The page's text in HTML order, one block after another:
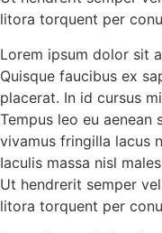
litora torquent per
Lorem ipsum dolor sit
Quisque faucibus ex
placerat. In id cursus
Tempus leo eu aenean
vivamus fringilla lacus
Iaculis massa nisl
Ut hendrerit semper
litora torquent per